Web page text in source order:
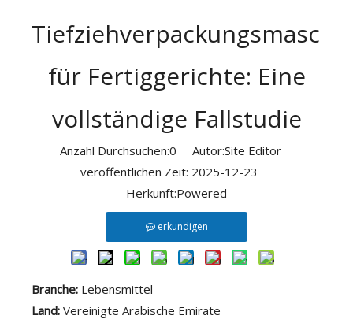
für Fertiggerichte: Eine
vollständige Fallstudie
Anzahl Durchsuchen:0 Autor:Site Editor
veröffentlichen Zeit: 2025-12-23
Herkunft:Powered
erkundigen
Branche: Lebensmittel
Land: Vereinigte Arabische Emirate